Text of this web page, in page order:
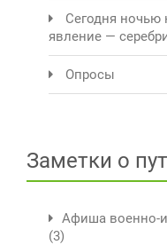
Сегодня ночью
явление —
Опросы
Заметки о
Афиша военно-
(3)